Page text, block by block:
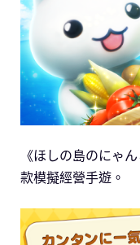
《ほしの島のにゃ
款模擬經營手遊。